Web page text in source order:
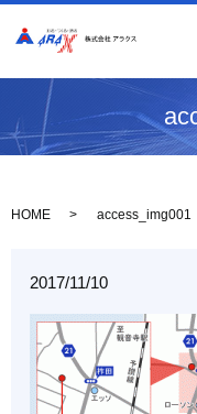
HOME access_img001
2017/11/10